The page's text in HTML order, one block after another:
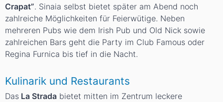
Crapat”. Sinaia selbst bietet später am Abend noch
zahlreiche Möglichkeiten für Feierwütige. Neben
mehreren Pubs wie dem Irish Pub und Old Nick sowie
zahlreichen Bars geht die Party im Club Famous oder
Regina Furnica bis tief in die Nacht.
Kulinarik und Restaurants
Das La Strada bietet mitten im Zentrum leckere